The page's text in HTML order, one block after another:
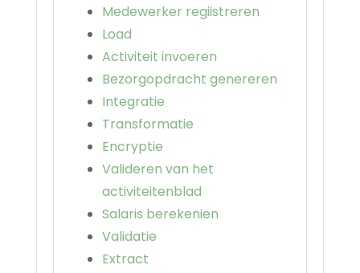
Medewerker regiistreren
Load
Activiteit invoeren
Bezorgopdracht genereren
Integratie
Transformatie
Encryptie
Valideren van het
activiteitenblad
Salaris berekenien
Validatie
Extract